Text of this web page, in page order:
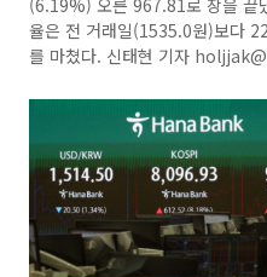
율은 전 거래일(1535.0원)보다
를 마쳤다. 신태현 기자 holjjak@